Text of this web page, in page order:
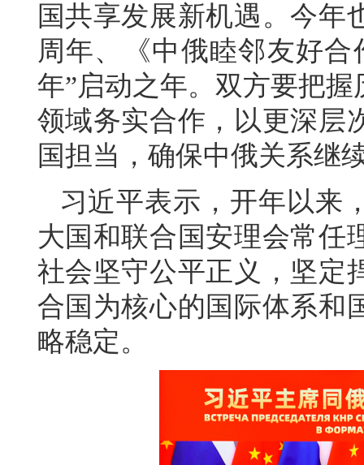
国共享发展新机遇。今年
周年、《中俄睦邻友好
年”启动之年。双方要把
领域务实合作，以更深层
国担当，确保中俄关系继
习近平表示，开年以来
大国和联合国安理会常任
社会坚守公平正义，坚定
合国为核心的国际体系和
略稳定。